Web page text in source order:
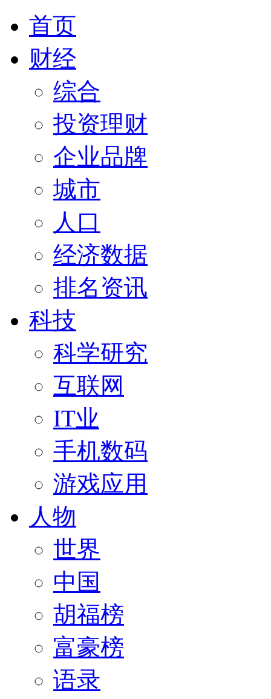
首页
财经
综合
投资理财
企业品牌
城市
人口
经济数据
排名资讯
科技
科学研究
互联网
IT业
手机数码
游戏应用
人物
世界
中国
胡福榜
富豪榜
语录